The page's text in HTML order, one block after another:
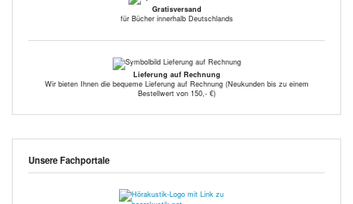
Gratisversand
für Bücher innerhalb Deutschlands
Lieferung auf Rechnung
Wir bieten Ihnen die bequeme Lieferung auf Rechnung (Neukunden bis zu einem
Bestellwert von 150,- €)
Unsere Fachportale